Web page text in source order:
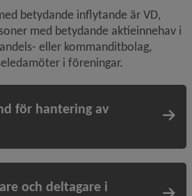
betydande inflytande är VD,
med betydande aktieinnehav i
eller kommanditbolag,
i föreningar.
för hantering av
och deltagare i